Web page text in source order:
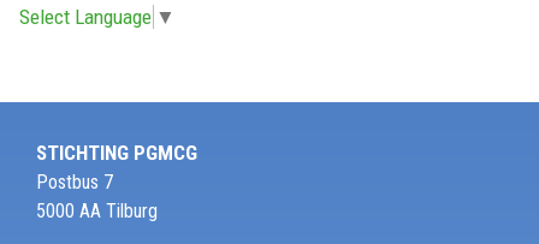
Select Language ▼
STICHTING PGMCG
Postbus 7
5000 AA Tilburg